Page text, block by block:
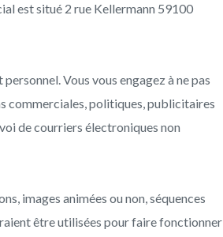
est situé 2 rue Kellermann 59100
Vous vous engagez à ne pas
commerciales, politiques, publicitaires
de courriers électroniques non
images animées ou non, séquences
être utilisées pour faire fonctionner